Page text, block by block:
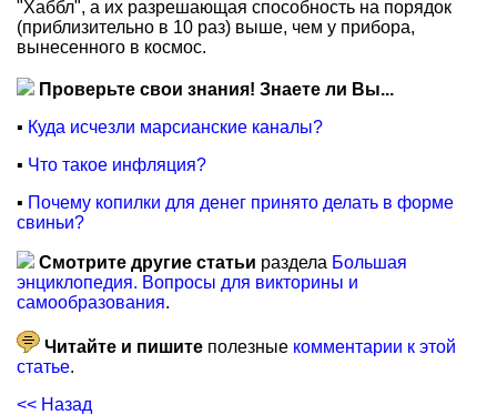
"Хаббл", а их разрешающая способность на порядок
(приблизительно в 10 раз) выше, чем у прибора,
вынесенного в космос.
Проверьте свои знания! Знаете ли Вы...
▪ Куда исчезли марсианские каналы?
▪ Что такое инфляция?
▪ Почему копилки для денег принято делать в форме
свиньи?
Смотрите другие статьи раздела Большая
энциклопедия. Вопросы для викторины и
самообразования.
Читайте и пишите полезные комментарии к этой
статье.
<< Назад